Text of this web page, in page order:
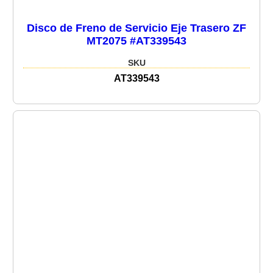
Disco de Freno de Servicio Eje Trasero ZF
MT2075 #AT339543
SKU
AT339543